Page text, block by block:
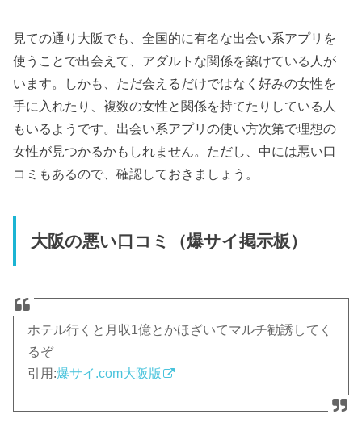
見ての通り大阪でも、全国的に有名な出会い系アプリを
使うことで出会えて、アダルトな関係を築けている人が
います。しかも、ただ会えるだけではなく好みの女性を
手に入れたり、複数の女性と関係を持てたりしている人
もいるようです。出会い系アプリの使い方次第で理想の
女性が見つかるかもしれません。ただし、中には悪い口
コミもあるので、確認しておきましょう。
大阪の悪い口コミ（爆サイ掲示板）
ホテル行くと月収1億とかほざいてマルチ勧誘してく
るぞ
引用:爆サイ.com大阪版